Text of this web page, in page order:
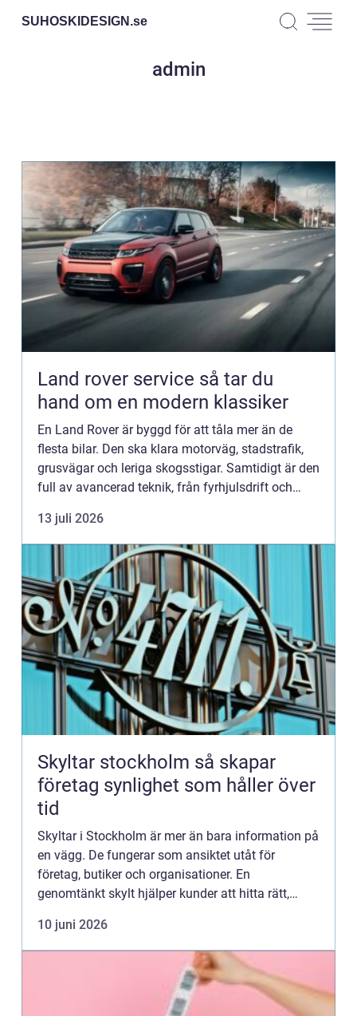
SUHOSKIDESIGN.se
admin
Land rover service så tar du
hand om en modern klassiker
En Land Rover är byggd för att tåla mer än de
flesta bilar. Den ska klara motorväg, stadstrafik,
grusvägar och leriga skogsstigar. Samtidigt är den
full av avancerad teknik, från fyrhjulsdrift och
bi...
13 juli 2026
Skyltar stockholm så skapar
företag synlighet som håller över
tid
Skyltar i Stockholm är mer än bara information på
en vägg. De fungerar som ansiktet utåt för
företag, butiker och organisationer. En
genomtänkt skylt hjälper kunder att hitta rätt,
synlig i en miljö där konk...
10 juni 2026